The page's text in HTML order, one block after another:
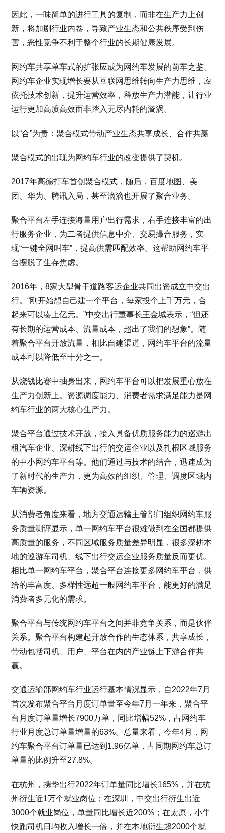
因此，一味简单的进行工具的复制，而非在生产力上创
新，将加剧行业内卷，导致产业生态和公共秩序受到伤
害，恶性竞争不利于整个行业的长期健康发展。
网约车共享单车式的扩张应成为网约车发展的前车之鉴。
网约车企业实现增长要从互联网思维转向生产力思维，应
依托技术创新，提升运营效率，释放生产力潜能，让行业
运行更加高质高效而非踏入无尽内耗的漩涡。
以“合”为贵：聚合模式带动产业生态共享成长、合作共赢
聚合模式的出现为网约车行业的改变提供了契机。
2017年高德打车首创聚合模式，随后，百度地图、美
团、华为、腾讯入局，甚至滴滴也开展了聚合业务。
聚合平台左手连接海量用户出行需求，右手连接丰富的出
行服务企业，为二者提供信息中介、交易撮合服务，实
现“一键全网叫车”，提高供需匹配效率。这帮助网约车平
台摆脱了生存焦虑。
2016年，8家大型骨干道路客运企业共同出资成立中交出
行。“刚开始想自己建一个平台，每家投个上千万元，合
起来可以凑上亿元。”中交出行董事长王金城表示，“但还
有长期的运营成本、流量成本，超出了我们的想象”。随
着聚合平台开放流量，相比自建渠道，网约车平台的流量
成本可以降低至十分之一。
从烧钱比赛中抽身出来，网约车平台可以把发展重心放在
生产力创新上。资源调度能力、消费者需求满足能力是网
约车行业的两大核心生产力。
聚合平台通过技术开放，接入具备优质服务能力的巡游出
租汽车企业、深耕线下出行的交运企业以及扎根区域服务
的中小网约车平台等。他们通过与技术的结合，迅速成为
了新时代的生产力，更为高效的组织、管理、调度区域内
车辆资源。
从消费者角度来看，地方交通运输主管部门组织网约车服
务质量测评显示，单一网约车平台很难做到在全国都提供
高质量的服务，不同区域服务质量差异明显，很多深耕本
地的巡游车司机、线下出行交运企业服务质量反而更优。
相比单一网约车平台，聚合平台连接更多网约车平台，供
给的丰富度、多样性远超一般网约车平台，能更好的满足
消费者多元化的需求。
聚合平台与传统网约车平台之间并非竞争关系，而是伙伴
关系。聚合平台构建起开放合作的生态体系，共享成长，
带动包括司机、用户、平台在内的产业链上下游合作共
赢。
交通运输部网约车行业运行基本情况显示，自2022年7月
首次发布聚合平台月度订单量至今年7月一年来，聚合平
台月度订单量增长7900万单，同比增幅52%，占网约车
行业月度总订单量增量的63%。总量来看，今年4月，网
约车聚合平台订单量已达到1.96亿单，占同期网约车总订
单量的比例升至27.8%。
在杭州，携华出行2022年订单量同比增长165%，并在杭
州衍生近1万个就业岗位；在深圳，中交出行衍生出近
3000个就业岗位，单量同比增长近200%；在太原，小牛
快跑司机日均收入增长一倍，并在本地衍生超2000个就